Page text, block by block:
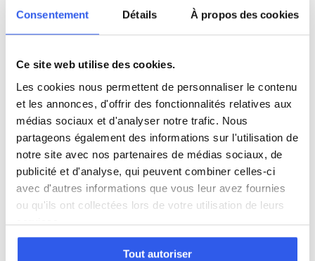
Consentement Détails À propos des cookies
Ce site web utilise des cookies.
Les cookies nous permettent de personnaliser le contenu
et les annonces, d'offrir des fonctionnalités relatives aux
médias sociaux et d'analyser notre trafic. Nous
partageons également des informations sur l'utilisation de
notre site avec nos partenaires de médias sociaux, de
publicité et d'analyse, qui peuvent combiner celles-ci
avec d'autres informations que vous leur avez fournies
ou qu'ils ont collectées lors de votre utilisation de leurs
services.
Tout autoriser
L'organisme fournit une attestation annuelle
💶
Cours de Physique appliquée à partir de
16,00€/h
Après réduction d'impôts de 50%. Organismes agréés,
sans engagement.
Voir les tarifs →